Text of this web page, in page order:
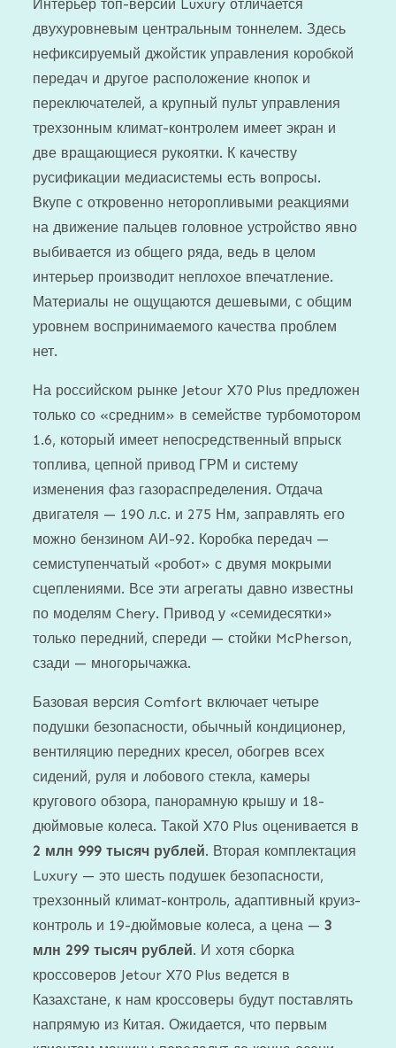
Интерьер топ-версии Luxury отличается
двухуровневым центральным тоннелем. Здесь
нефиксируемый джойстик управления коробкой
передач и другое расположение кнопок и
переключателей, а крупный пульт управления
трехзонным климат-контролем имеет экран и
две вращающиеся рукоятки. К качеству
русификации медиасистемы есть вопросы.
Вкупе с откровенно неторопливыми реакциями
на движение пальцев головное устройство явно
выбивается из общего ряда, ведь в целом
интерьер производит неплохое впечатление.
Материалы не ощущаются дешевыми, с общим
уровнем воспринимаемого качества проблем
нет.
На российском рынке Jetour X70 Plus предложен
только со «средним» в семействе турбомотором
1.6, который имеет непосредственный впрыск
топлива, цепной привод ГРМ и систему
изменения фаз газораспределения. Отдача
двигателя — 190 л.с. и 275 Нм, заправлять его
можно бензином АИ-92. Коробка передач —
семиступенчатый «робот» с двумя мокрыми
сцеплениями. Все эти агрегаты давно известны
по моделям Chery. Привод у «семидесятки»
только передний, спереди — стойки McPherson,
сзади — многорычажка.
Базовая версия Comfort включает четыре
подушки безопасности, обычный кондиционер,
вентиляцию передних кресел, обогрев всех
сидений, руля и лобового стекла, камеры
кругового обзора, панорамную крышу и 18-
дюймовые колеса. Такой X70 Plus оценивается в
2 млн 999 тысяч рублей. Вторая комплектация
Luxury — это шесть подушек безопасности,
трехзонный климат-контроль, адаптивный круиз-
контроль и 19-дюймовые колеса, а цена —3
млн 299 тысяч рублей. И хотя сборка
кроссоверов Jetour X70 Plus ведется в
Казахстане, к нам кроссоверы будут поставлять
напрямую из Китая. Ожидается, что первым